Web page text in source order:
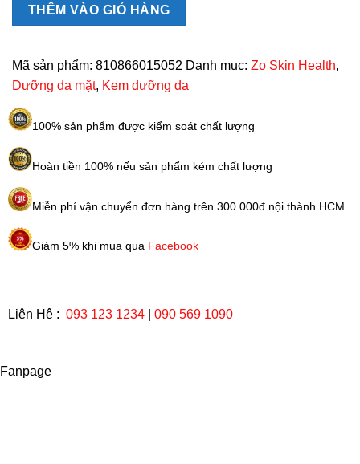
Skin
Brightener
sáng
da
số
THÊM VÀO GIỎ HÀNG
Mã sản phẩm: 810866015052 Danh mục: Zo Skin Health,
Dưỡng da mặt, Kem dưỡng da
100% sản phẩm được kiểm soát chất lượng
Hoàn tiền 100% nếu sản phẩm kém chất lượng
Miễn phí vận chuyển đơn hàng trên 300.000đ nội thành HCM
Giảm 5% khi mua qua Facebook
Liên Hệ : 093 123 1234 090 569 1090
Fanpage